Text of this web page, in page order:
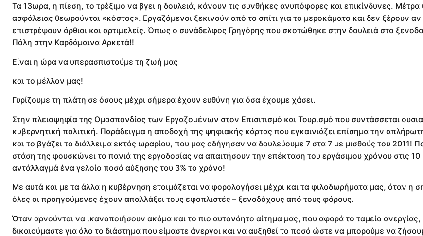
Τα 13ωρα, η πίεση, το τρέξιμο να βγει η δουλειά, κάνουν τις συνθήκες ανυπόφορες και επικίνδυνες. Μέτρα
ασφάλειας θεωρούνται «κόστος». Εργαζόμενοι ξεκινούν από το σπίτι για το μεροκάματο και δεν ξέρουν αν
επιστρέψουν όρθιοι και αρτιμελείς. Όπως ο συνάδελφος Γρηγόρης που σκοτώθηκε στην δουλειά στο
Πόλη στην Καρδάμαινα Αρκετά!!
Είναι η ώρα να υπερασπιστούμε τη ζωή μας
και το μέλλον μας!
Γυρίζουμε τη πλάτη σε όσους μέχρι σήμερα έχουν ευθύνη για όσα έχουμε χάσει.
Στην πλειοψηφία της Ομοσπονδίας των Εργαζομένων στον Επισιτισμό και Τουρισμό που συντάσσεται
κυβερνητική πολιτική. Παράδειγμα η αποδοχή της ψηφιακής κάρτας που εγκαινιάζει επίσημα την
και το βγάζει το διάλλειμα εκτός ωραρίου, που μας οδήγησαν να δουλεύουμε 7 στα 7 με μισθούς του 2011!
στάση της φουσκώνει τα πανιά της εργοδοσίας να απαιτήσουν την επέκταση του εργάσιμου χρόνου στις
αντάλλαγμά ένα γελοίο ποσό αύξησης του 3% το χρόνο!
Με αυτά και με τα άλλα η κυβέρνηση ετοιμάζεται να φορολογήσει μέχρι και τα φιλοδωρήματα μας, όταν η
όλες οι προηγούμενες έχουν απαλλάξει τους εφοπλιστές – ξενοδόχους από τους φόρους.
Όταν αρνούνται να ικανοποιήσουν ακόμα και το πιο αυτονόητο αίτημα μας, που αφορά το ταμείο ανεργίας,
δικαιούμαστε για όλο το διάστημα που είμαστε άνεργοι και να αυξηθεί το ποσό ώστε να μπορούμε να